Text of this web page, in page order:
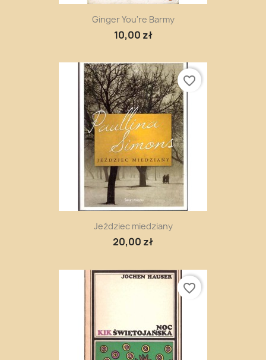
Ginger You're Barmy
10,00 zł
Jeździec miedziany
20,00 zł
favorite_border
favorite_border